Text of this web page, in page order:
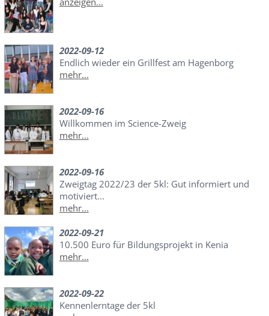
2022-09-12
Endlich wieder ein Grillfest am Hagenborg
mehr...
2022-09-16
Willkommen im Science-Zweig
mehr...
2022-09-16
Zweigtag 2022/23 der 5kl: Gut informiert und
motiviert...
mehr...
2022-09-21
10.500 Euro für Bildungsprojekt in Kenia
mehr...
2022-09-22
Kennenlerntage der 5kl